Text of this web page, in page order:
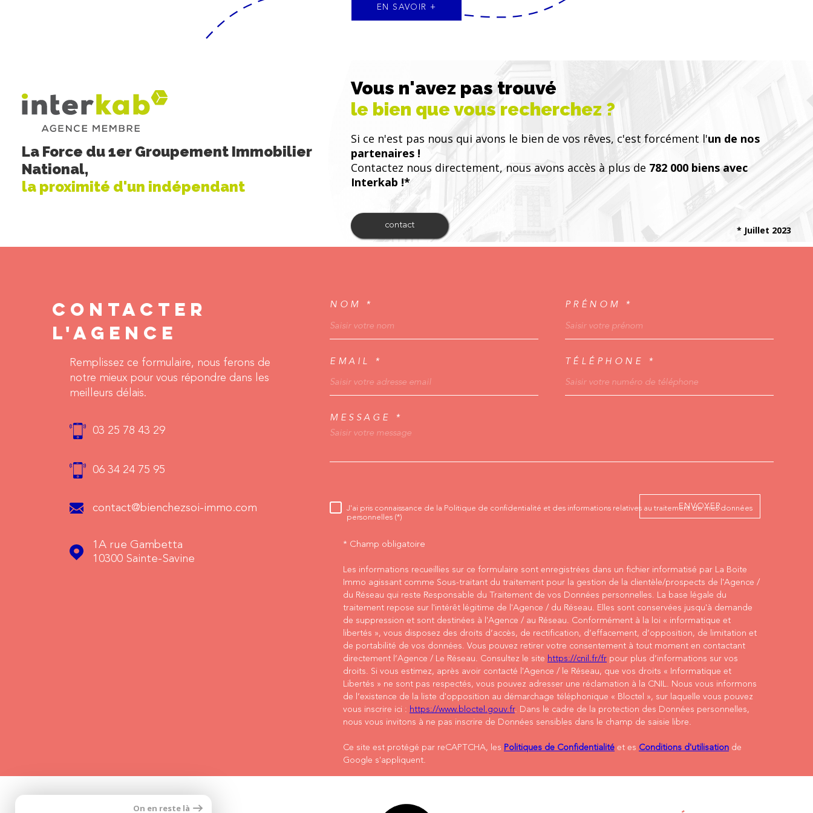
EN SAVOIR +
La Force du 1er Groupement Immobilier
National,
la proximité d'un indépendant
Vous n'avez pas trouvé
le bien que vous recherchez ?
Si ce n'est pas nous qui avons le bien de vos rêves, c'est forcément l'un de nos
partenaires !
Contactez nous directement, nous avons accès à plus de 782 000 biens avec
Interkab !*
contact * Juillet 2023
CONTACTER
L'AGENCE
Remplissez ce formulaire, nous ferons de
notre mieux pour vous répondre dans les
meilleurs délais.
03 25 78 43 29
06 34 24 75 95
contact@bienchezsoi-immo.com
1A rue Gambetta
10300
Sainte-Savine
TRAD_MELTEM_VOSCOORDONNEES
NOM * PRÉNOM *
EMAIL * TÉLÉPHONE *
TRAD_MELTEM_VOREDEMANDE
MESSAGE *
RÈGLEMENTATION
J'ai pris connaissance de la Politique de confidentialité et des informations relatives au traitement de mes données
personnelles (*)
* Champ obligatoire
ENVOYER
Les informations recueillies sur ce formulaire sont enregistrées dans un fichier informatisé par La Boite
Immo agissant comme Sous-traitant du traitement pour la gestion de la clientèle/prospects de l'Agence /
du Réseau qui reste Responsable du Traitement de vos Données personnelles. La base légale du
traitement repose sur l'intérêt légitime de l'Agence / du Réseau. Elles sont conservées jusqu'à demande
de suppression et sont destinées à l'Agence / au Réseau. Conformément à la loi « informatique et
libertés », vous disposez des droits d’accès, de rectification, d’effacement, d’opposition, de limitation et
de portabilité de vos données. Vous pouvez retirer votre consentement à tout moment en contactant
directement l’Agence / Le Réseau. Consultez le site https://cnil.fr/fr pour plus d’informations sur vos
droits. Si vous estimez, après avoir contacté l'Agence / le Réseau, que vos droits « Informatique et
Libertés » ne sont pas respectés, vous pouvez adresser une réclamation à la CNIL. Nous vous informons
de l’existence de la liste d'opposition au démarchage téléphonique « Bloctel », sur laquelle vous pouvez
vous inscrire ici : https://www.bloctel.gouv.fr. Dans le cadre de la protection des Données personnelles,
nous vous invitons à ne pas inscrire de Données sensibles dans le champ de saisie libre.
Ce site est protégé par reCAPTCHA, les Politiques de Confidentialité et es Conditions d'utilisation de
Google s'appliquent.
On en reste là